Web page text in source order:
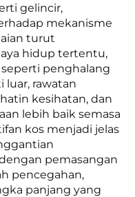
gelincir,
mekanisme
turut
hidup tertentu,
penghalang
rawatan
kesihatan, dan
lebih baik semasa
kos menjadi jelas
pemasangan
pencegahan,
panjang yang